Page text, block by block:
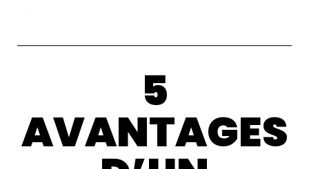
5
AVANTAGES